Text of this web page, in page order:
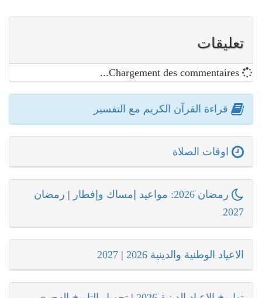
تعليقات
Chargement des commentaires...
قراءة القرآن الكريم مع التفسير
اوقات الصلاة
رمضان 2026: مواعيد إمساك وإفطار | رمضان
2027
الاعياد الوطنية والدينية 2026 |
2027